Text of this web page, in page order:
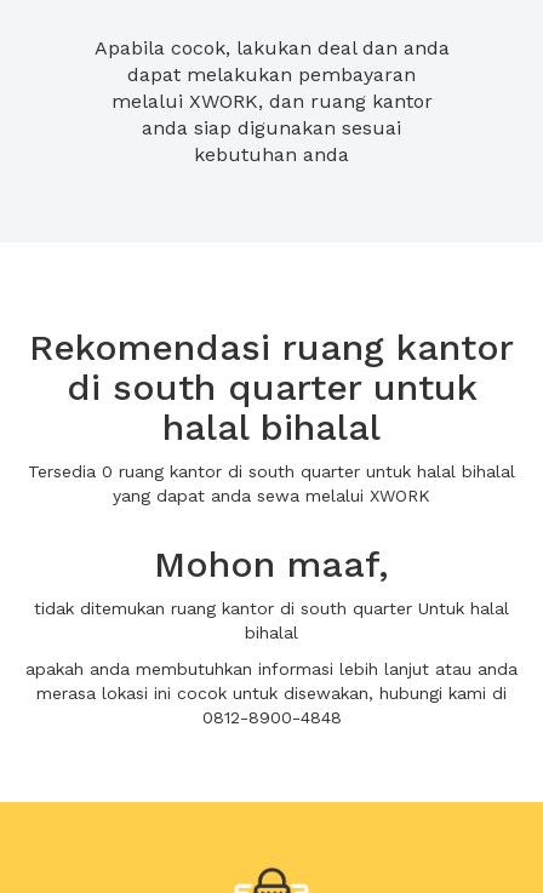
Apabila cocok, lakukan deal dan anda
dapat melakukan pembayaran
melalui XWORK, dan ruang kantor
anda siap digunakan sesuai
kebutuhan anda
Rekomendasi ruang kantor
di south quarter untuk
halal bihalal
Tersedia 0 ruang kantor di south quarter untuk halal bihalal
yang dapat anda sewa melalui XWORK
Mohon maaf,
tidak ditemukan ruang kantor di south quarter Untuk halal
bihalal
apakah anda membutuhkan informasi lebih lanjut atau anda
merasa lokasi ini cocok untuk disewakan, hubungi kami di
0812-8900-4848